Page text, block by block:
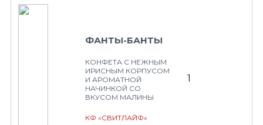
ФАНТЫ-БАНТЫ
КОНФЕТА С НЕЖНЫМ
ИРИСНЫМ КОРПУСОМ
И АРОМАТНОЙ
НАЧИНКОЙ СО
ВКУСОМ МАЛИНЫ
КФ «СВИТЛАЙФ»
1